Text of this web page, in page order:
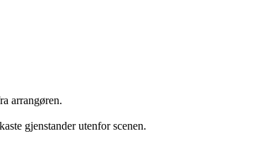
arrangøren.
gjenstander utenfor scenen.